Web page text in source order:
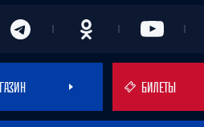
БИЛЕТЫ